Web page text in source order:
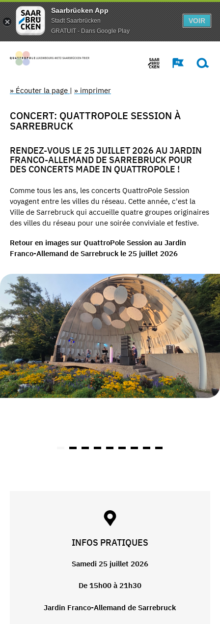
Saarbrücken App
Stadt Saarbrücken
GRATUIT - Dans Google Play
VOIR
» Écouter la page | » imprimer
CONCERT: QUATTROPOLE SESSION À
SARREBRUCK
RENDEZ-VOUS LE 25 JUILLET 2026 AU JARDIN
FRANCO-ALLEMAND DE SARREBRUCK POUR
DES CONCERTS MADE IN QUATTROPOLE !
Comme tous les ans, les concerts QuattroPole Session
voyagent entre les villes du réseau. Cette année, c'est la
Ville de Sarrebruck qui accueille quatre groupes originaires
des villes du réseau pour une soirée conviviale et festive.
Retour en images sur QuattroPole Session au Jardin
Franco-Allemand de Sarrebruck le 25 juillet 2026
INFOS PRATIQUES
Samedi 25 juillet 2026
De 15h00 à 21h30
Jardin Franco-Allemand de Sarrebruck